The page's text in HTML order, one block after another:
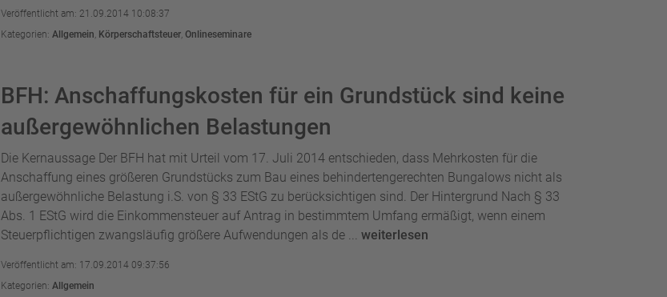
Veröffentlicht am: 21.09.2014 10:08:37
Kategorien: Allgemein, Körperschaftsteuer, Onlineseminare
BFH: Anschaffungskosten für ein Grundstück sind keine
außergewöhnlichen Belastungen
Die Kernaussage Der BFH hat mit Urteil vom 17. Juli 2014 entschieden, dass Mehrkosten für die
Anschaffung eines größeren Grundstücks zum Bau eines behindertengerechten Bungalows nicht als
außergewöhnliche Belastung i.S. von § 33 EStG zu berücksichtigen sind. Der Hintergrund Nach § 33
Abs. 1 EStG wird die Einkommensteuer auf Antrag in bestimmtem Umfang ermäßigt, wenn einem
Steuerpflichtigen zwangsläufig größere Aufwendungen als de ... weiterlesen
Veröffentlicht am: 17.09.2014 09:37:56
Kategorien: Allgemein